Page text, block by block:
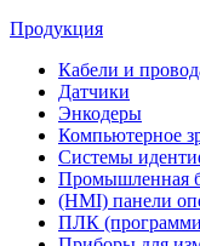
Продукция
Кабели и
Датчики
Энкодеры
Компьютерное
Системы
Промышленная
(HMI) панели
ПЛК